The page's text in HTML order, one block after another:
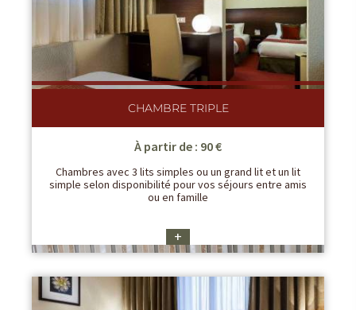
CHAMBRE TRIPLE
À partir de : 90 €
Chambres avec 3 lits simples ou un grand lit et un lit
simple selon disponibilité pour vos séjours entre amis
ou en famille
+